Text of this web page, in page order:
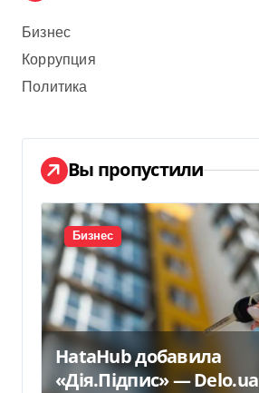
Бизнес
Коррупция
Политика
Вы пропустили
Бизнес
HataHub добавила
«Дія.Підпис» — Delo.ua